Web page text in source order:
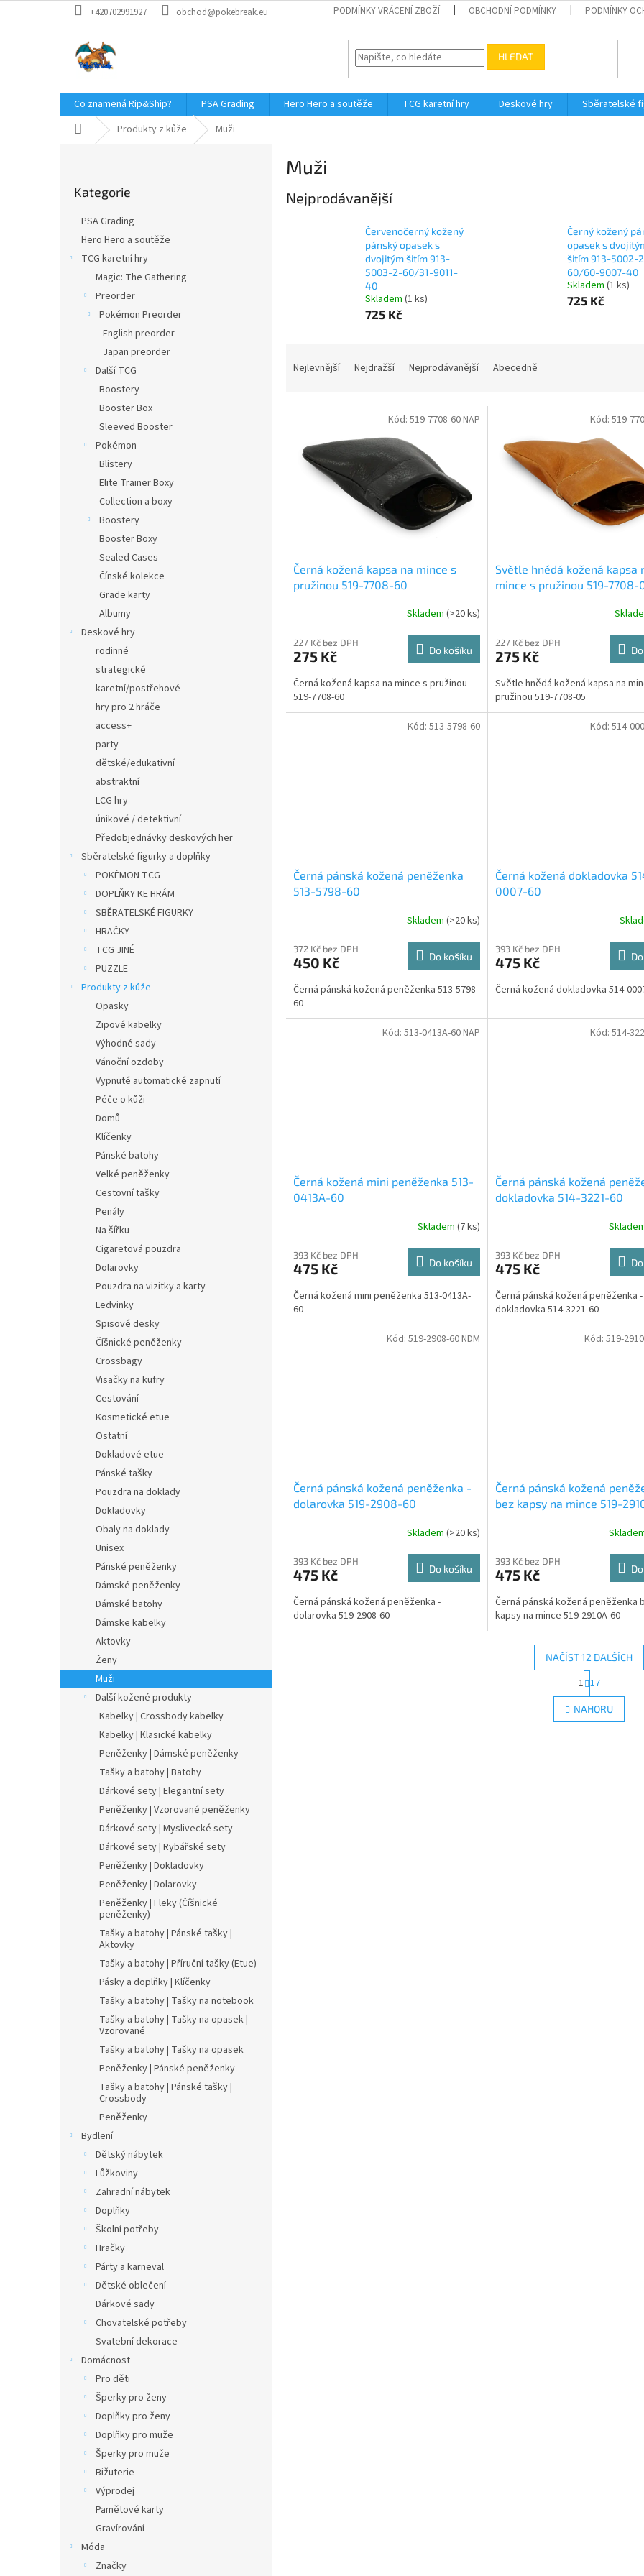
na
+420702991927 obchod@pokebreak.eu PODMÍNKY VRÁCENÍ ZBOŽÍ OBCHODNÍ PODMÍNKY PODMÍNKY
HLEDAT
Co znamená Rip&Ship? PSA Grading Hero Hero a soutěže TCG karetní hry Deskové hry
Sběratelské
Domů Produkty z kůže Muži
kategorie
Kategorie
PSA Grading
Hero Hero a soutěže
TCG karetní hry
Magic: The Gathering
Preorder
Pokémon Preorder
English preorder
Japan preorder
Další TCG
Boostery
Booster Box
Sleeved Booster
Pokémon
Blistery
Elite Trainer Boxy
Collection a boxy
Boostery
Booster Boxy
Sealed Cases
Čínské kolekce
Grade karty
Albumy
Deskové hry
rodinné
strategické
karetní/postřehové
hry pro 2 hráče
access+
party
dětské/edukativní
abstraktní
LCG hry
únikové / detektivní
Předobjednávky deskových her
Sběratelské figurky a doplňky
POKÉMON TCG
DOPLŇKY KE HRÁM
SBĚRATELSKÉ FIGURKY
HRAČKY
TCG JINÉ
PUZZLE
Produkty z kůže
Opasky
Zipové kabelky
Výhodné sady
Vánoční ozdoby
Vypnuté automatické zapnutí
Péče o kůži
Domů
Klíčenky
Pánské batohy
Velké peněženky
Cestovní tašky
Penály
Na šířku
Cigaretová pouzdra
Dolarovky
Pouzdra na vizitky a karty
Ledvinky
Spisové desky
Číšnické peněženky
Crossbagy
Visačky na kufry
Cestování
Kosmetické etue
Ostatní
Dokladové etue
Pánské tašky
Pouzdra na doklady
Dokladovky
Obaly na doklady
Unisex
Pánské peněženky
Dámské peněženky
Dámské batohy
Dámske kabelky
Aktovky
Ženy
Muži
Další kožené produkty
Kabelky | Crossbody kabelky
Kabelky | Klasické kabelky
Peněženky | Dámské peněženky
Tašky a batohy | Batohy
Dárkové sety | Elegantní sety
Peněženky | Vzorované peněženky
Dárkové sety | Myslivecké sety
Dárkové sety | Rybářské sety
Peněženky | Dokladovky
Peněženky | Dolarovky
Peněženky | Fleky (Číšnické
peněženky)
Tašky a batohy | Pánské tašky |
Aktovky
Tašky a batohy | Příruční tašky (Etue)
Pásky a doplňky | Klíčenky
Tašky a batohy | Tašky na notebook
Tašky a batohy | Tašky na opasek |
Vzorované
Tašky a batohy | Tašky na opasek
Peněženky | Pánské peněženky
Tašky a batohy | Pánské tašky |
Crossbody
Peněženky
Bydlení
Dětský nábytek
Lůžkoviny
Zahradní nábytek
Doplňky
Školní potřeby
Hračky
Párty a karneval
Dětské oblečení
Dárkové sady
Chovatelské potřeby
Svatební dekorace
Domácnost
Pro děti
Šperky pro ženy
Doplňky pro ženy
Doplňky pro muže
Šperky pro muže
Bižuterie
Výprodej
Pamětové karty
Gravírování
Móda
Značky
Muži
Nejprodávanější
Červenočerný kožený
pánský opasek s
dvojitým šitím 913-
5003-2-60/31-9011-
40
Skladem (1 ks)
725 Kč
Černý kožený
opasek s
šitím 913-5002-
60/60-9007-40
Skladem (1 ks)
725 Kč
Nejlevnější Nejdražší Nejprodávanější Abecedně
Černá kožená kapsa na mince s
pružinou 519-7708-60
Skladem (>20 ks)
227 Kč bez DPH
275 Kč Do košíku
Černá kožená kapsa na mince s pružinou
519-7708-60
Kód: 519-7708-60 NAP
Světle hnědá kožená kapsa
mince s pružinou 519-7708-
227 Kč bez DPH
275 Kč
Světle hnědá kožená kapsa na
pružinou 519-7708-05
Kód: 519-
Černá pánská kožená peněženka
513-5798-60
Skladem (>20 ks)
372 Kč bez DPH
450 Kč Do košíku
Černá pánská kožená peněženka 513-5798-
60
Kód: 513-5798-60
Černá kožená dokladovka
0007-60
393 Kč bez DPH
475 Kč
Černá kožená dokladovka 514-
Kód: 514-
Černá kožená mini peněženka 513-
0413A-60
Skladem (7 ks)
393 Kč bez DPH
475 Kč Do košíku
Černá kožená mini peněženka 513-0413A-
60
Kód: 513-0413A-60 NAP
Černá pánská kožená
dokladovka 514-3221-60
393 Kč bez DPH
475 Kč
Černá pánská kožená peněženka -
dokladovka 514-3221-60
Kód: 514-
Černá pánská kožená peněženka -
dolarovka 519-2908-60
Skladem (>20 ks)
393 Kč bez DPH
475 Kč Do košíku
Černá pánská kožená peněženka -
dolarovka 519-2908-60
Kód: 519-2908-60 NDM
Černá pánská kožená
bez kapsy na mince 519-
393 Kč bez DPH
475 Kč
Černá pánská kožená peněženka
kapsy na mince 519-2910A-60
Kód: 519-
O
v
l
NAČÍST 12 DALŠÍCH
t
r
á
n
1 17
NAHORU